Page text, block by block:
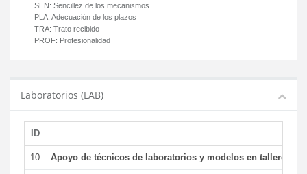
SEN: Sencillez de los mecanismos
PLA: Adecuación de los plazos
TRA: Trato recibido
PROF: Profesionalidad
Laboratorios (LAB)
ID
10 Apoyo de técnicos de laboratorios y modelos en talleres/